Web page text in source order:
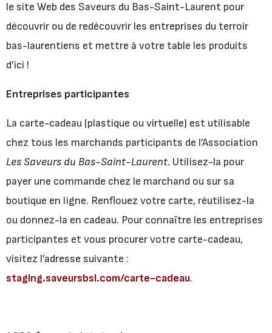
le site Web des Saveurs du Bas-Saint-Laurent pour
découvrir ou de redécouvrir les entreprises du terroir
bas-laurentiens et mettre à votre table les produits
d’ici !
Entreprises participantes
La carte-cadeau (plastique ou virtuelle) est utilisable
chez tous les marchands participants de l’Association
Les Saveurs du Bas-Saint-Laurent. Utilisez-la pour
payer une commande chez le marchand ou sur sa
boutique en ligne. Renflouez votre carte, réutilisez-la
ou donnez-la en cadeau. Pour connaître les entreprises
participantes et vous procurer votre carte-cadeau,
visitez l’adresse suivante :
staging.saveursbsl.com/carte-cadeau.